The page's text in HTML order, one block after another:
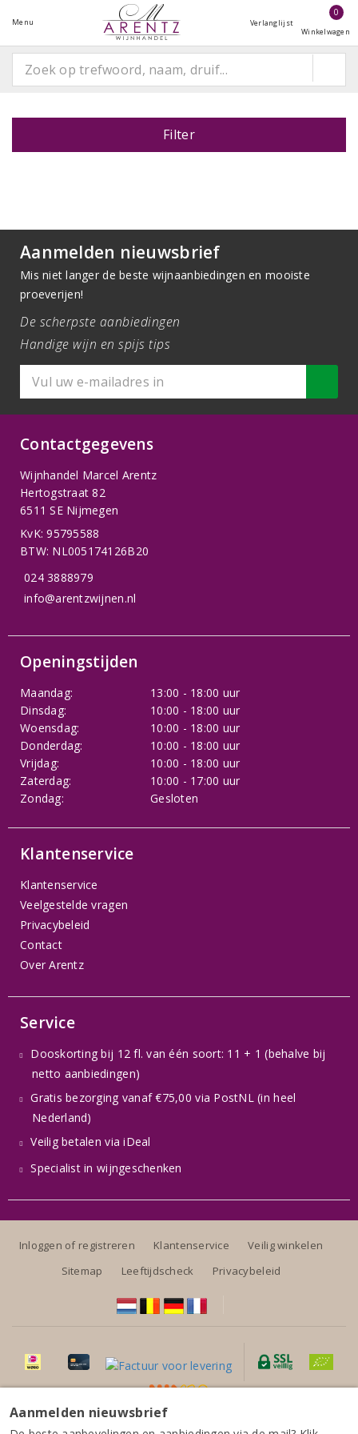
Menu Verlanglijst
0
Winkelwagen
Filter
Aanmelden nieuwsbrief
Mis niet langer de beste wijnaanbiedingen en mooiste
proeverijen!
De scherpste aanbiedingen
Handige wijn en spijs tips
Contactgegevens
Wijnhandel Marcel Arentz
Hertogstraat 82
6511 SE Nijmegen
KvK: 95795588
BTW: NL005174126B20
024 3888979
info@arentzwijnen.nl
Openingstijden
Maandag:
13:00 - 18:00 uur
Dinsdag:
10:00 - 18:00 uur
Woensdag:
10:00 - 18:00 uur
Donderdag:
10:00 - 18:00 uur
Vrijdag:
10:00 - 18:00 uur
Zaterdag:
10:00 - 17:00 uur
Zondag:
Gesloten
Klantenservice
Klantenservice
Veelgestelde vragen
Privacybeleid
Contact
Over Arentz
Service
Dooskorting bij 12 fl. van één soort: 11 + 1 (behalve bij
netto aanbiedingen)
Gratis bezorging vanaf €75,00 via PostNL (in heel
Nederland)
Veilig betalen via iDeal
Specialist in wijngeschenken
Inloggen of registreren Klantenservice
Veilig winkelen
Sitemap
Leeftijdscheck Privacybeleid
Aanmelden nieuwsbrief